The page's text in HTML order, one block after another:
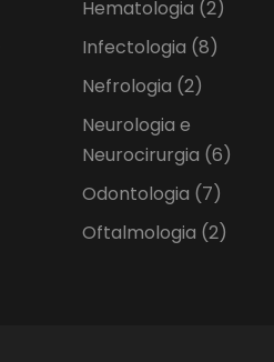
Hematologia (2)
Infectologia (8)
Nefrologia (2)
Neurologia e
Neurocirurgia (6)
Odontologia (7)
Oftalmologia (2)